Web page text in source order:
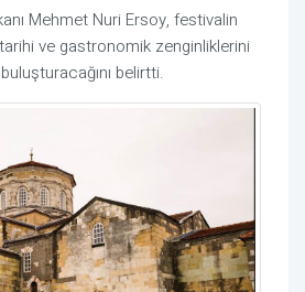
Mehmet Nuri Ersoy, festivalin
ve gastronomik zenginliklerini
belirtti.